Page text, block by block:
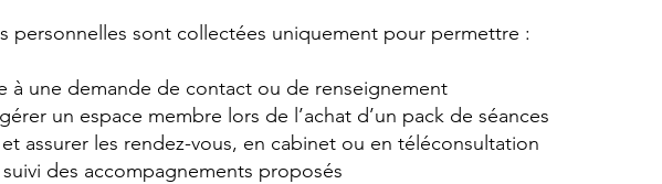
personnelles sont collectées uniquement pour permettre :
à une demande de contact ou de renseignement
un espace membre lors de l’achat d’un pack de séances
et assurer les rendez-vous, en cabinet ou en téléconsultation
suivi des accompagnements proposés